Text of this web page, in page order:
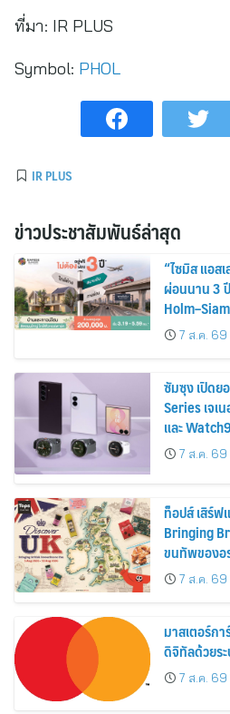
ที่มา: IR PLUS
Symbol: PHOL
IR PLUS
ข่าวประชาสัมพันธ์ล่าสุด
“ไซมิส แอส
ผ่อนนาน 3
ส่วนลดและ
2569
7 ส.ค. 69
ซัมซุง เปิดย
Series เจเ
และ
30%7 ส.ค. 69
ท็อปส์ เสิร์
Bringing
ขนทัพของอ
อาณาจักร ส่
สิงหาคมนี้
7 ส.ค. 69
มาสเตอร์ก
ดิจิทัลด้วยร
7 ส.ค. 69